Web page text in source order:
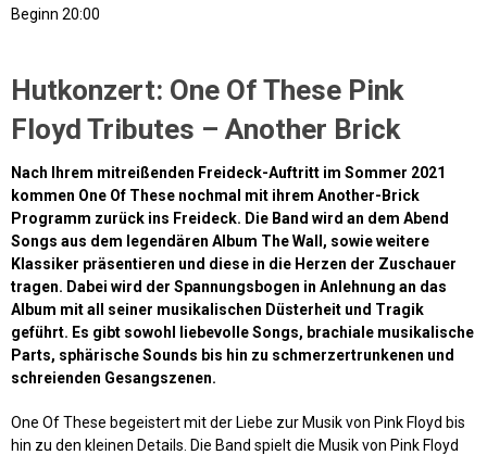
Beginn 20:00
Hutkonzert: One Of These Pink
Floyd Tributes – Another Brick
Nach Ihrem mitreißenden Freideck-Auftritt im Sommer 2021
kommen One Of These nochmal mit ihrem Another-Brick
Programm zurück ins Freideck. Die Band wird an dem Abend
Songs aus dem legendären Album The Wall, sowie weitere
Klassiker präsentieren und diese in die Herzen der Zuschauer
tragen. Dabei wird der Spannungsbogen in Anlehnung an das
Album mit all seiner musikalischen Düsterheit und Tragik
geführt. Es gibt sowohl liebevolle Songs, brachiale musikalische
Parts, sphärische Sounds bis hin zu schmerzertrunkenen und
schreienden Gesangszenen.
One Of These begeistert mit der Liebe zur Musik von Pink Floyd bis
hin zu den kleinen Details. Die Band spielt die Musik von Pink Floyd